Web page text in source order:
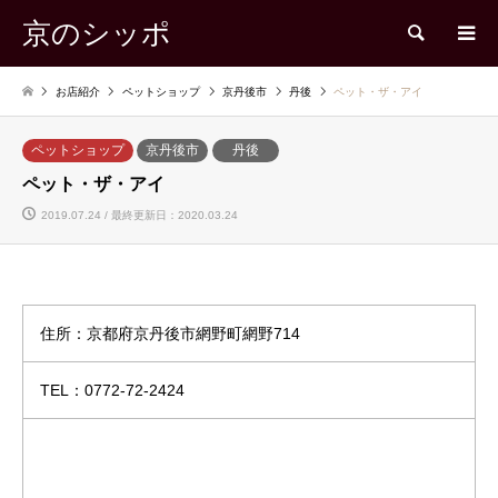
京のシッポ 検索
お店紹介 ペットショップ 京丹後市 丹後 ペット・ザ・アイ
ペットショップ 京丹後市 丹後
ペット・ザ・アイ
2019.07.24 / 最終更新日：2020.03.24
住所：京都府京丹後市網野町網野714
TEL：0772-72-2424